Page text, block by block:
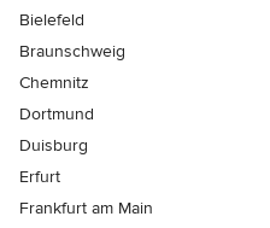
Bielefeld
Braunschweig
Chemnitz
Dortmund
Duisburg
Erfurt
Frankfurt am Main